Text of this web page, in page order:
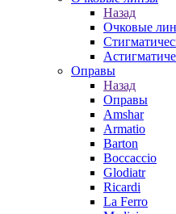
Назад
Очковые
Оправы
Назад
Оправы
Amshar
Armatio
Barton
Boccaccio
Glodiatr
Ricardi
La Ferro